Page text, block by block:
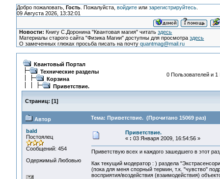
Добро пожаловать, Гость. Пожалуйста, войдитеили зарегистрируйтесь.
09 Августа 2026, 13:32:01
Новости: Книгу С.Доронина "Квантовая магия" читатьздесь
Материалы старого сайта "Физика Магии" доступны для просмотраздесь
О замеченных глюках просьба писать на почтуquantmag@mail.ru
Квантовый Портал
Технические разделы
Корзина
Приветствие.
0 Пользователей и 1
Страниц: [1]
Автор Тема: Приветствие. (Прочитано 15069 раз)
bald
Постоялец
Сообщений: 454
Одержимый Любовью
Приветствие.
« : 03 Января 2009, 16:54:56 »
Приветствую всех и каждого зашедшего в этот
Как текущий модератор : ) раздела
(пока для меня спорный термин, т.к. "чувство"
восприятия/воздействия (взаимодействия)